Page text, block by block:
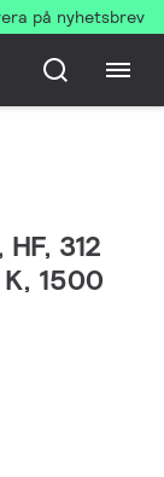
på nyhetsbrev
312
1500